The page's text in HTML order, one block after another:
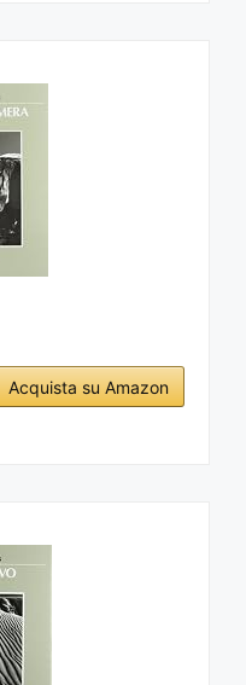
Acquista su Amazon